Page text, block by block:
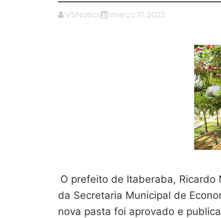
VSNotícias março 17, 2023
O prefeito de Itaberaba, Ricardo
da Secretaria Municipal de
nova pasta foi aprovado e